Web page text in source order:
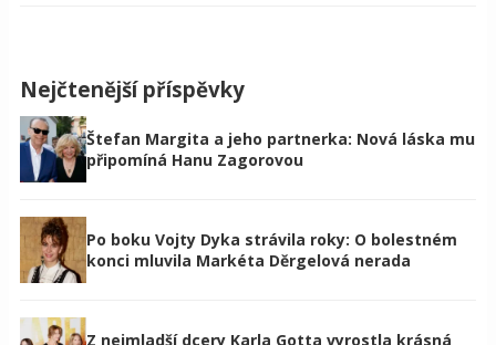
Nejčtenější příspěvky
Štefan Margita a jeho partnerka: Nová láska mu
připomíná Hanu Zagorovou
Po boku Vojty Dyka strávila roky: O bolestném
konci mluvila Markéta Děrgelová nerada
Z nejmladší dcery Karla Gotta vyrostla krásná